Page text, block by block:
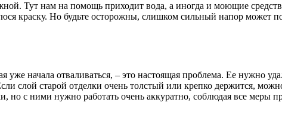
Тут нам на помощь приходит вода, а иногда и моющие
краску. Но будьте осторожны, слишком сильный напор может
уже начала отваливаться, – это настоящая проблема. Ее нужно
слой старой отделки очень толстый или крепко держится,
но с ними нужно работать очень аккуратно, соблюдая все меры